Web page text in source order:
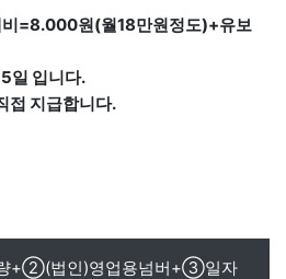
=8.000원(월18만원정도)+유보
일 입니다.
접 지급합니다.
+②(법인)영업용넘버+③일자